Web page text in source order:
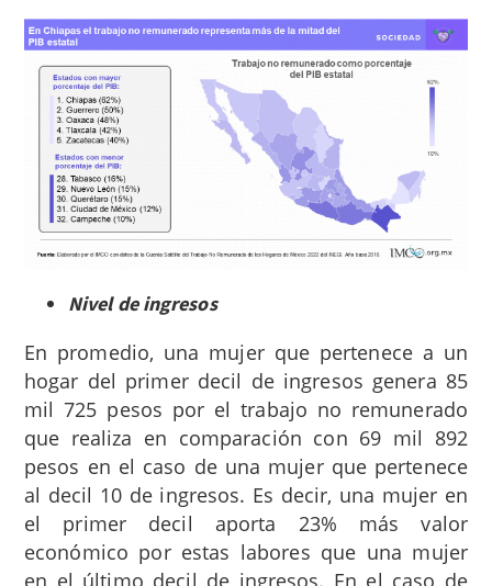
Nivel de ingresos
En promedio, una mujer que pertenece a un
hogar del primer decil de ingresos genera 85
mil 725 pesos por el trabajo no remunerado
que realiza en comparación con 69 mil 892
pesos en el caso de una mujer que pertenece
al decil 10 de ingresos. Es decir, una mujer en
el primer decil aporta 23% más valor
económico por estas labores que una mujer
en el último decil de ingresos. En el caso de